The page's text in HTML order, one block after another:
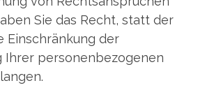
Sie das Recht, statt der
Einschränkung der
Ihrer personenbezogenen